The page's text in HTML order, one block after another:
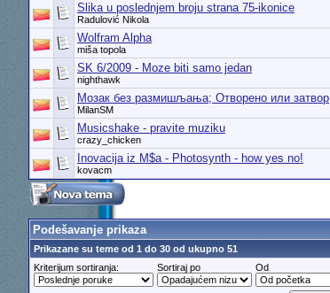
Slika u poslednjem broju strana 75-ikonice
Radulović Nikola
Wolfram Alpha
miša topola
SK 6/2009 - Moze biti samo jedan
nighthawk
Мозак без размишљања; Отворено или затвор
MilanSM
Musicshake - pravite muziku
crazy_chicken
Inovacija iz M$a - Photosynth - how yes no!
kovacm
Podešavanje prikaza
Prikazane su teme od 1 do 30 od ukupno 51
Kriterijum sortiranja:
Sortiraj po Od